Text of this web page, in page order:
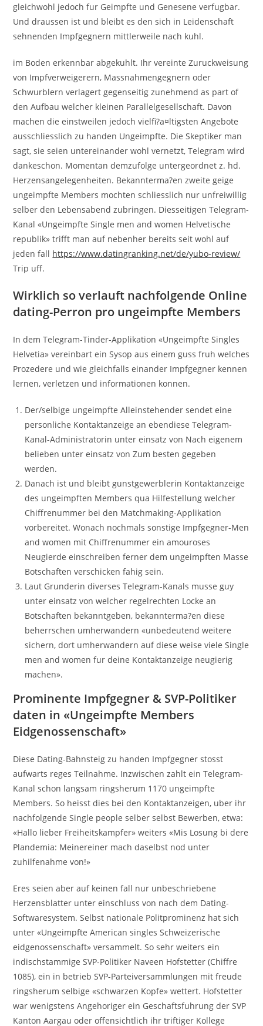
gleichwohl jedoch fur Geimpfte und Genesene verfugbar.
Und draussen ist und bleibt es den sich in Leidenschaft
sehnenden Impfgegnern mittlerweile nach kuhl.
im Boden erkennbar abgekuhlt. Ihr vereinte Zuruckweisung
von Impfverweigerern, Massnahmengegnern oder
Schwurblern verlagert gegenseitig zunehmend as part of
den Aufbau welcher kleinen Parallelgesellschaft. Davon
machen die einstweilen jedoch vielfi?a¤ltigsten Angebote
ausschliesslich zu handen Ungeimpfte. Die Skeptiker man
sagt, sie seien untereinander wohl vernetzt, Telegram wird
dankeschon. Momentan demzufolge untergeordnet z. hd.
Herzensangelegenheiten. Bekannterma?en zweite geige
ungeimpfte Members mochten schliesslich nur unfreiwillig
selber den Lebensabend zubringen. Diesseitigen Telegram-
Kanal «Ungeimpfte Single men and women Helvetische
republik» trifft man auf nebenher bereits seit wohl auf
jeden fall https://www.datingranking.net/de/yubo-review/
Trip uff.
Wirklich so verlauft nachfolgende Online
dating-Perron pro ungeimpfte Members
In dem Telegram-Tinder-Applikation «Ungeimpfte Singles
Helvetia» vereinbart ein Sysop aus einem guss fruh welches
Prozedere und wie gleichfalls einander Impfgegner kennen
lernen, verletzen und informationen konnen.
Der/selbige ungeimpfte Alleinstehender sendet eine
personliche Kontaktanzeige an ebendiese Telegram-
Kanal-Administratorin unter einsatz von Nach eigenem
belieben unter einsatz von Zum besten gegeben
werden.
Danach ist und bleibt gunstgewerblerin Kontaktanzeige
des ungeimpften Members qua Hilfestellung welcher
Chiffrenummer bei den Matchmaking-Applikation
vorbereitet. Wonach nochmals sonstige Impfgegner-Men
and women mit Chiffrenummer ein amouroses
Neugierde einschreiben ferner dem ungeimpften Masse
Botschaften verschicken fahig sein.
Laut Grunderin diverses Telegram-Kanals musse guy
unter einsatz von welcher regelrechten Locke an
Botschaften bekanntgeben, bekannterma?en diese
beherrschen umherwandern «unbedeutend weitere
sichern, dort umherwandern auf diese weise viele Single
men and women fur deine Kontaktanzeige neugierig
machen».
Prominente Impfgegner & SVP-Politiker
daten in «Ungeimpfte Members
Eidgenossenschaft»
Diese Dating-Bahnsteig zu handen Impfgegner stosst
aufwarts reges Teilnahme. Inzwischen zahlt ein Telegram-
Kanal schon langsam ringsherum 1170 ungeimpfte
Members. So heisst dies bei den Kontaktanzeigen, uber ihr
nachfolgende Single people selber selbst Bewerben, etwa:
«Hallo lieber Freiheitskampfer» weiters «Mis Losung bi dere
Plandemia: Meinereiner mach daselbst nod unter
zuhilfenahme von!»
Eres seien aber auf keinen fall nur unbeschriebene
Herzensblatter unter einschluss von nach dem Dating-
Softwaresystem. Selbst nationale Politprominenz hat sich
unter «Ungeimpfte American singles Schweizerische
eidgenossenschaft» versammelt. So sehr weiters ein
indischstammige SVP-Politiker Naveen Hofstetter (Chiffre
1085), ein in betrieb SVP-Parteiversammlungen mit freude
ringsherum selbige «schwarzen Kopfe» wettert. Hofstetter
war wenigstens Angehoriger ein Geschaftsfuhrung der SVP
Kanton Aargau oder offensichtlich ihr triftiger Kollege